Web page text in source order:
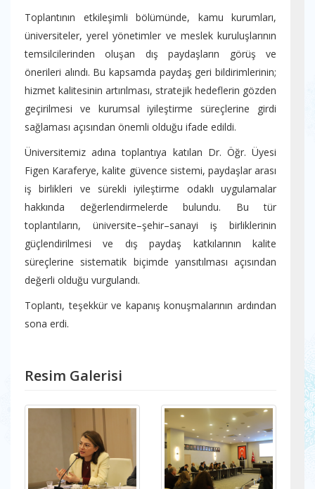
Toplantının etkileşimli bölümünde, kamu kurumları,
üniversiteler, yerel yönetimler ve meslek kuruluşlarının
temsilcilerinden oluşan dış paydaşların görüş ve
önerileri alındı. Bu kapsamda paydaş geri bildirimlerinin;
hizmet kalitesinin artırılması, stratejik hedeflerin gözden
geçirilmesi ve kurumsal iyileştirme süreçlerine girdi
sağlaması açısından önemli olduğu ifade edildi.
Üniversitemiz adına toplantıya katılan Dr. Öğr. Üyesi
Figen Karaferye, kalite güvence sistemi, paydaşlar arası
iş birlikleri ve sürekli iyileştirme odaklı uygulamalar
hakkında değerlendirmelerde bulundu. Bu tür
toplantıların, üniversite–şehir–sanayi iş birliklerinin
güçlendirilmesi ve dış paydaş katkılarının kalite
süreçlerine sistematik biçimde yansıtılması açısından
değerli olduğu vurgulandı.
Toplantı, teşekkür ve kapanış konuşmalarının ardından
sona erdi.
Resim Galerisi